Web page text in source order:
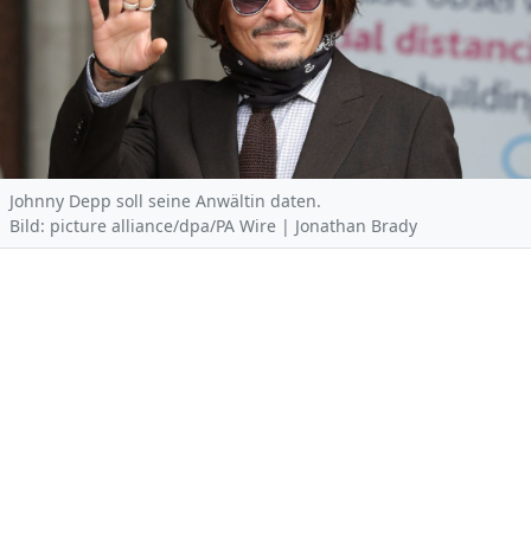
Johnny Depp soll seine Anwältin daten.
Bild: picture alliance/dpa/PA Wire | Jonathan Brady